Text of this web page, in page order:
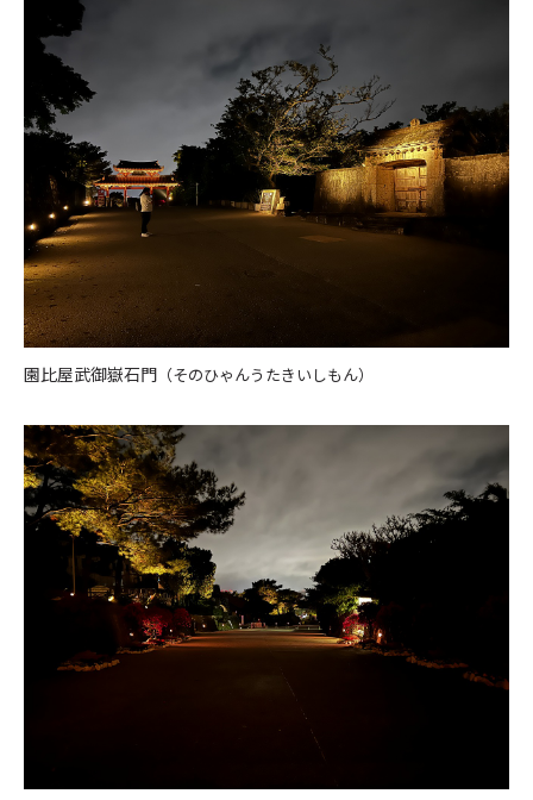
園比屋武御嶽石門 （そのひゃんうたきいしもん）